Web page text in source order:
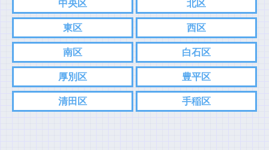
各SNS、もしくはお問い合わせフォームからご連絡お願い致しま
こちらの方がスムーズにやり取りできるので。
⇨Twitter
インスタグラム
中央区 北区
東区 西区
南区 白石区
厚別区 豊平区
清田区 手稲区